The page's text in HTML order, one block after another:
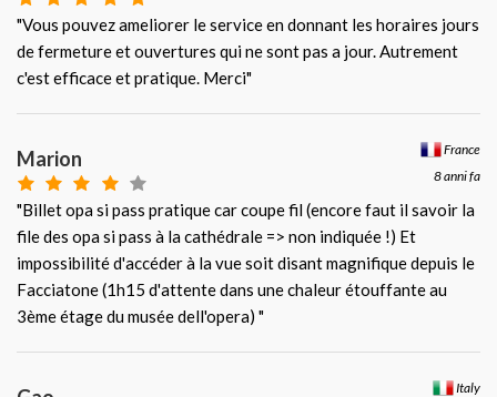
"Vous pouvez ameliorer le service en donnant les horaires jours
de fermeture et ouvertures qui ne sont pas a jour. Autrement
c'est efficace et pratique. Merci"
France
8 anni fa
Marion
"Billet opa si pass pratique car coupe fil (encore faut il savoir la
file des opa si pass à la cathédrale => non indiquée !) Et
impossibilité d'accéder à la vue soit disant magnifique depuis le
Facciatone (1h15 d'attente dans une chaleur étouffante au
3ème étage du musée dell'opera) "
Italy